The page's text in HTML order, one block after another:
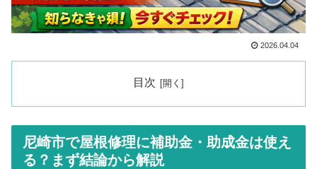
2026.04.04
目次
尼崎市で屋根修理に補助金・助成金は使え
る？まず結論から解説